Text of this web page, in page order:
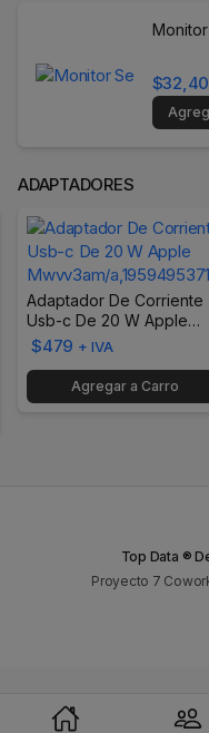
ADAPTADORES
Adaptador De Corriente
Usb-c De 20 W Apple
Mwvv3am/
$479 + IVA
Agregar a Carro
Top Data ®
Proyecto 7